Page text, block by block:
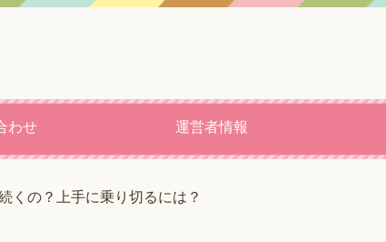
わせ 運営者情報
くの？上手に乗り切るには？